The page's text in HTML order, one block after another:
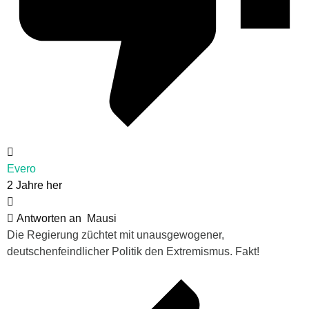
Evero
2 Jahre her
Antworten an
Mausi
Die Regierung züchtet mit unausgewogener,
deutschenfeindlicher Politik den Extremismus. Fakt!